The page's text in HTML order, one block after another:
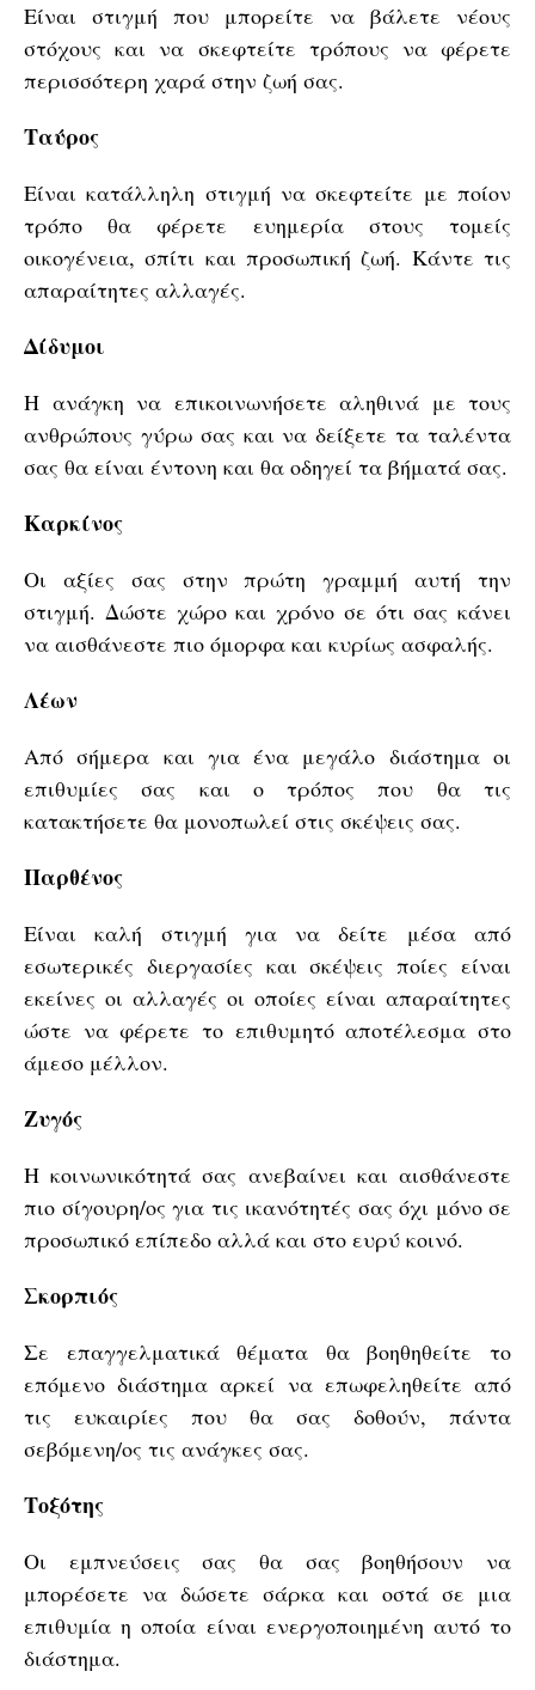
Είναι στιγμή που μπορείτε να βάλετε νέους
στόχους και να σκεφτείτε τρόπους να φέρετε
περισσότερη χαρά στην ζωή σας.
Ταύρος
Είναι κατάλληλη στιγμή να σκεφτείτε με ποίον
τρόπο θα φέρετε ευημερία στους τομείς
οικογένεια, σπίτι και προσωπική ζωή. Κάντε τις
απαραίτητες αλλαγές.
Δίδυμοι
Η ανάγκη να επικοινωνήσετε αληθινά με τους
ανθρώπους γύρω σας και να δείξετε τα ταλέντα
σας θα είναι έντονη και θα οδηγεί τα βήματά σας.
Καρκίνος
Οι αξίες σας στην πρώτη γραμμή αυτή την
στιγμή. Δώστε χώρο και χρόνο σε ότι σας κάνει
να αισθάνεστε πιο όμορφα και κυρίως ασφαλής.
Λέων
Από σήμερα και για ένα μεγάλο διάστημα οι
επιθυμίες σας και ο τρόπος που θα τις
κατακτήσετε θα μονοπωλεί στις σκέψεις σας.
Παρθένος
Είναι καλή στιγμή για να δείτε μέσα από
εσωτερικές διεργασίες και σκέψεις ποίες είναι
εκείνες οι αλλαγές οι οποίες είναι απαραίτητες
ώστε να φέρετε το επιθυμητό αποτέλεσμα στο
άμεσο μέλλον.
Ζυγός
Η κοινωνικότητά σας ανεβαίνει και αισθάνεστε
πιο σίγουρη/ος για τις ικανότητές σας όχι μόνο σε
προσωπικό επίπεδο αλλά και στο ευρύ κοινό.
Σκορπιός
Σε επαγγελματικά θέματα θα βοηθηθείτε το
επόμενο διάστημα αρκεί να επωφεληθείτε από
τις ευκαιρίες που θα σας δοθούν, πάντα
σεβόμενη/ος τις ανάγκες σας.
Τοξότης
Οι εμπνεύσεις σας θα σας βοηθήσουν να
μπορέσετε να δώσετε σάρκα και οστά σε μια
επιθυμία η οποία είναι ενεργοποιημένη αυτό το
διάστημα.